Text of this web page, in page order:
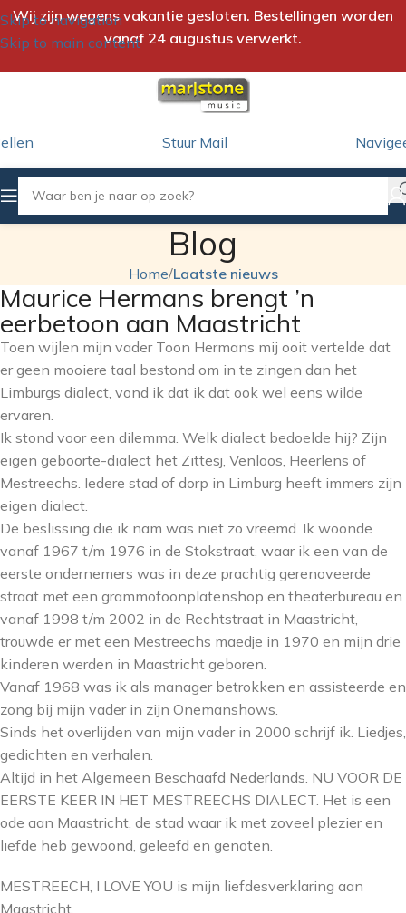
Skip to navigation
Skip to main content
Wij zijn wegens vakantie gesloten. Bestellingen worden
vanaf 24 augustus verwerkt.
Stuur Mail
Blog
Home/Laatste nieuws
Maurice Hermans brengt ’n
eerbetoon aan Maastricht
Toen wijlen mijn vader Toon Hermans mij ooit vertelde dat
er geen mooiere taal bestond om in te zingen dan het
Limburgs dialect, vond ik dat ik dat ook wel eens wilde
ervaren.
Ik stond voor een dilemma. Welk dialect bedoelde hij? Zijn
eigen geboorte-dialect het Zittesj, Venloos, Heerlens of
Mestreechs. Iedere stad of dorp in Limburg heeft immers zijn
eigen dialect.
De beslissing die ik nam was niet zo vreemd. Ik woonde
vanaf 1967 t/m 1976 in de Stokstraat, waar ik een van de
eerste ondernemers was in deze prachtig gerenoveerde
straat met een grammofoonplatenshop en theaterbureau en
vanaf 1998 t/m 2002 in de Rechtstraat in Maastricht,
trouwde er met een Mestreechs maedje in 1970 en mijn drie
kinderen werden in Maastricht geboren.
Vanaf 1968 was ik als manager betrokken en assisteerde en
zong bij mijn vader in zijn Onemanshows.
Sinds het overlijden van mijn vader in 2000 schrijf ik. Liedjes,
gedichten en verhalen.
Altijd in het Algemeen Beschaafd Nederlands. NU VOOR DE
EERSTE KEER IN HET MESTREECHS DIALECT. Het is een
ode aan Maastricht, de stad waar ik met zoveel plezier en
liefde heb gewoond, geleefd en genoten.
MESTREECH, I LOVE YOU is mijn liefdesverklaring aan
Maastricht.